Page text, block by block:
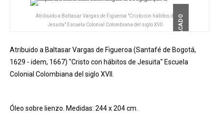
DESTACADO
Atribuido a Baltasar Vargas de Figueroa "Cristo con hábitos de
Jesuita" Escuela Colonial Colombiana del siglo XVII.
Atribuido a Baltasar Vargas de Figueroa (Santafé de Bogotá,
1629 - idem, 1667) "Cristo con hábitos de Jesuita" Escuela
Colonial Colombiana del siglo XVII.
Óleo sobre lienzo. Medidas: 244 x 204 cm.